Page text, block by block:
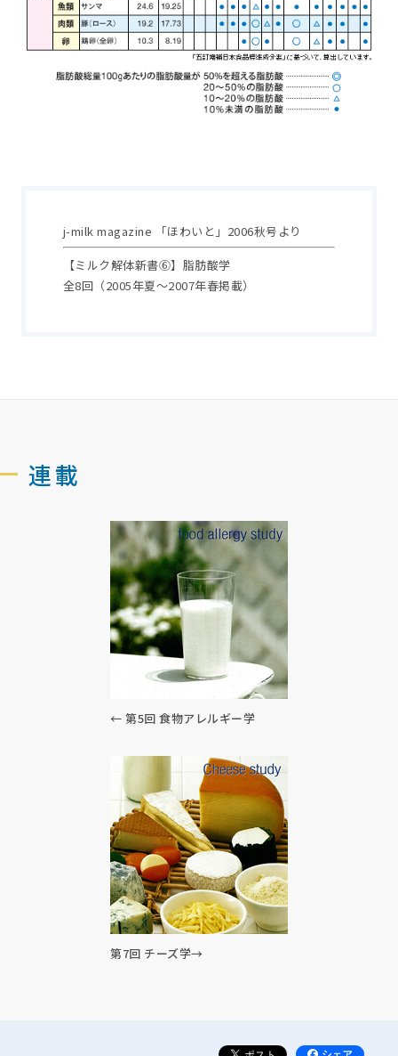
j-milk magazine 「ほわいと」2006秋号より
【ミルク解体新書⑥】脂肪酸学
全8回（2005年夏～2007年春掲載）
連載
← 第5回 食物アレルギー学
第7回 チーズ学→